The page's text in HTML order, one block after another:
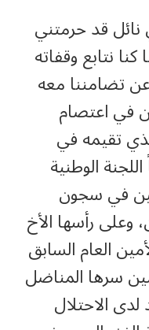
قد حرمتني
نتابع وقفاته
تضامننا معه
في اعتصام
تقيمه في
منذ 22 عاماً اللجنة الوطنية
في سجون
وعلى رأسها الأخ
العام السابق
سرها المناضل
الاحتلال